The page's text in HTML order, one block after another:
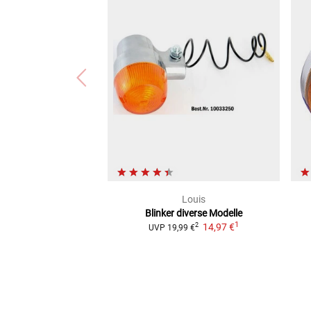
BMW K 1200 R SPORT (0585 (K43HV))
BMW R 1200 R (LC) (0A04)
BMW R 1200 RS (LC) (0A05)
BMW R NINET (0A06(R1ST))
BMW S 1000 R (0D02)
BMW R 1200 GS ADVENTURE (LC) (0A02)
BMW R 1250 R (EURO 5) (R1250R/21)
Louis
Blinkerdiverse Modelle
UVP 19,99 €2 14,97 €1